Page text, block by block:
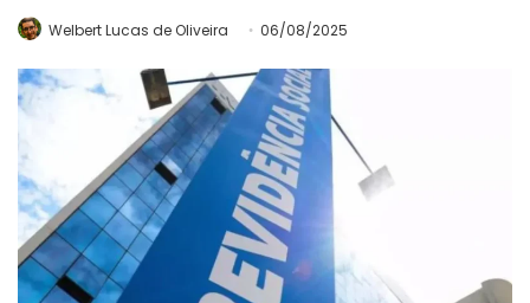
Welbert Lucas de Oliveira 06/08/2025